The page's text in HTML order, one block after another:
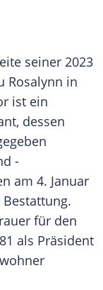
seiner 2023
Rosalynn in
ist ein
dessen
-
am 4. Januar
Bestattung.
für den
als Präsident